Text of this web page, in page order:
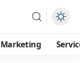
Marketing